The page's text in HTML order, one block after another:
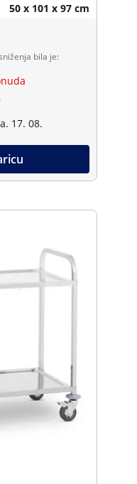
50 x 101 x 97 cm
bila je:
17. 08.